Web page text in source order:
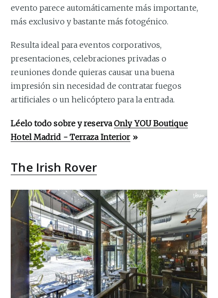
evento parece automáticamente más importante,
más exclusivo y bastante más fotogénico.
Resulta ideal para eventos corporativos,
presentaciones, celebraciones privadas o
reuniones donde quieras causar una buena
impresión sin necesidad de contratar fuegos
artificiales o un helicóptero para la entrada.
Léelo todo sobre y reservaOnly YOU Boutique
Hotel Madrid - Terraza Interior»
The Irish Rover